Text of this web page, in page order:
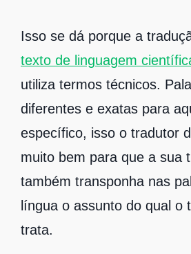
Isso se dá porque a
texto de linguagem
utiliza termos técnicos.
diferentes e exatas para
específico, isso o tradutor
muito bem para que a sua
também transponha nas
língua o assunto do qual o
trata.